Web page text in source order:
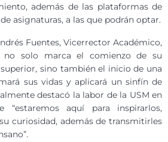
además de las plataformas de
asignaturas, a las que podrán optar.
Fuentes, Vicerrector Académico,
no solo marca el comienzo de su
sino también el inicio de una
sus vidas y aplicará un sinfín de
destacó la labor de la USM en
“estaremos aquí para inspirarlos,
curiosidad, además de transmitirles